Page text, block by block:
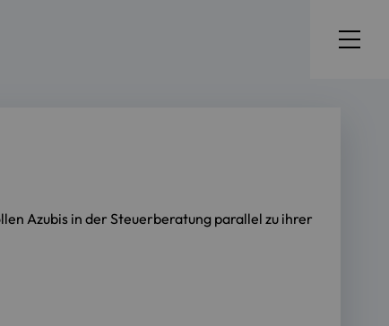
Azubis in der Steuerberatung parallel zu ihrer